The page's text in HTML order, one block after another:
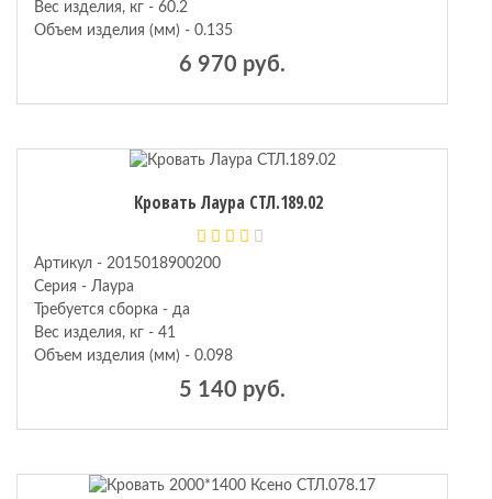
Вес изделия, кг - 60.2
Объем изделия (мм) - 0.135
6 970 руб.
Кровать Лаура СТЛ.189.02
Артикул - 2015018900200
Серия - Лаура
Требуется сборка - да
Вес изделия, кг - 41
Объем изделия (мм) - 0.098
5 140 руб.